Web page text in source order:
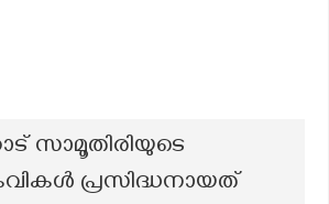
സാമൂതിരിയുടെ
പ്രസിദ്ധനായത്